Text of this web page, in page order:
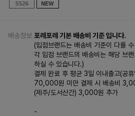
배송정보 포레포레 기본 배송비 기준 입니다.
(입점브랜드는 배송비 기준이 다를
각 입점 브랜드의 배송비는 해당 브
하실 수 있습니다.)
결제 완료 후 평균 3일 이내출고(공
70,000원 미만 결제 시 배송비
(제주/도서산간) 3,000원 추가
-